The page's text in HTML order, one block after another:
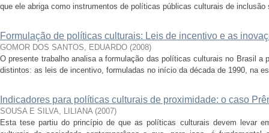
que ele abriga como instrumentos de políticas públicas culturais de
Formulação de políticas culturais: Leis de incentivo e as
GOMOR DOS SANTOS, EDUARDO (2008)
O presente trabalho analisa a formulação das políticas culturais no Brasil a
distintos: as leis de incentivo, formuladas no início da década de 1990, na
Indicadores para políticas culturais de proximidade: o caso
SOUSA E SILVA, LILIANA (2007)
Esta tese partiu do princípio de que as políticas culturais devem levar